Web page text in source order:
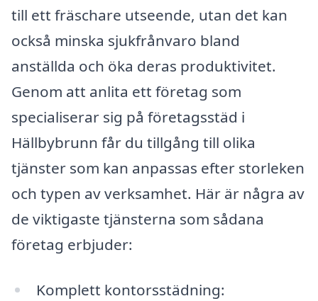
till ett fräschare utseende, utan det kan
också minska sjukfrånvaro bland
anställda och öka deras produktivitet.
Genom att anlita ett företag som
specialiserar sig på företagsstäd i
Hällbybrunn får du tillgång till olika
tjänster som kan anpassas efter storleken
och typen av verksamhet. Här är några av
de viktigaste tjänsterna som sådana
företag erbjuder:
Komplett kontorsstädning: